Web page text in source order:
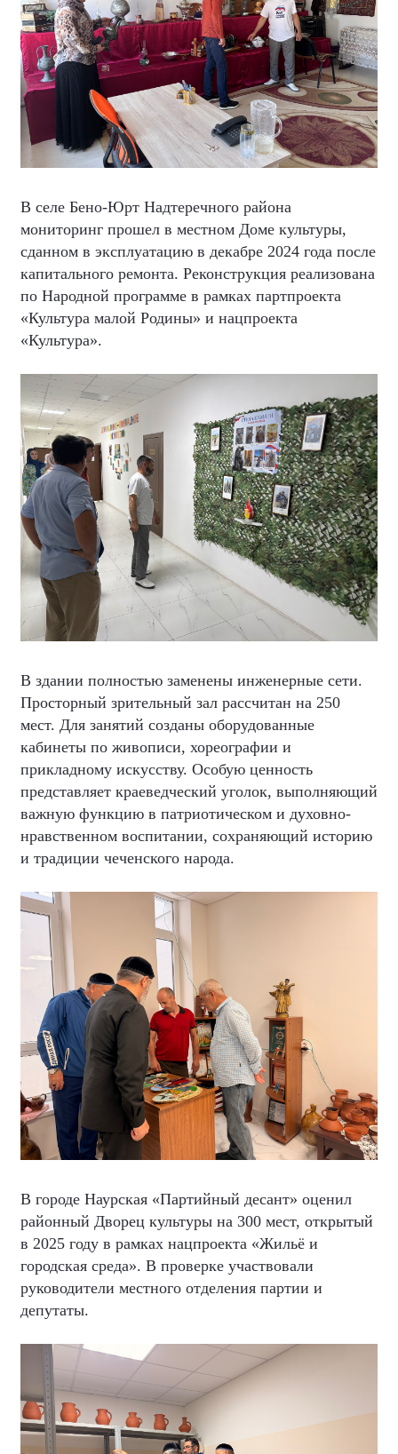
В селе Бено-Юрт Надтеречного района
мониторинг прошел в местном Доме культуры,
сданном в эксплуатацию в декабре 2024 года после
капитального ремонта. Реконструкция реализована
по Народной программе в рамках партпроекта
«Культура малой Родины» и нацпроекта
«Культура».
В здании полностью заменены инженерные сети.
Просторный зрительный зал рассчитан на 250
мест. Для занятий созданы оборудованные
кабинеты по живописи, хореографии и
прикладному искусству. Особую ценность
представляет краеведческий уголок, выполняющий
важную функцию в патриотическом и духовно-
нравственном воспитании, сохраняющий историю
и традиции чеченского народа.
В городе Наурская «Партийный десант» оценил
районный Дворец культуры на 300 мест, открытый
в 2025 году в рамках нацпроекта «Жильё и
городская среда». В проверке участвовали
руководители местного отделения партии и
депутаты.